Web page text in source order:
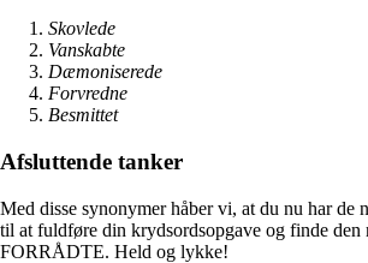
Skovlede
Vanskabte
Dæmoniserede
Forvredne
Besmittet
Afsluttende tanker
Med disse synonymer håber vi, at du nu har de
til at fuldføre din krydsordsopgave og finde
FORRÅDTE. Held og lykke!